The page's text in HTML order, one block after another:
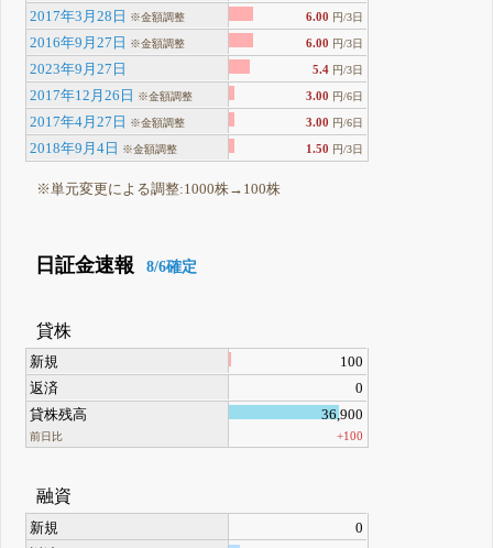
2017年3月28日 ※金額調整 6.00 円/3日
2016年9月27日 ※金額調整 6.00 円/3日
2023年9月27日 5.4 円/3日
2017年12月26日 ※金額調整 3.00 円/6日
2017年4月27日 ※金額調整 3.00 円/6日
2018年9月4日 ※金額調整 1.50 円/3日
※単元変更による調整:1000株→100株
日証金速報 8/6確定
貸株
新規
100
返済
0
貸株残高
前日比
36,900
+100
融資
新規
0